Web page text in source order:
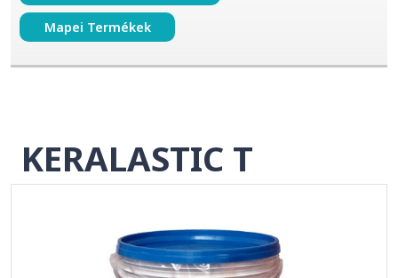
Mapei Termékek
KERALASTIC T